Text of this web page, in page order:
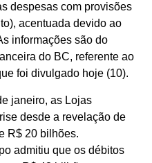
despesas com provisões
acentuada devido ao
informações são do
do BC, referente ao
foi divulgado hoje (10).
janeiro, as Lojas
desde a revelação de
R$ 20 bilhões.
admitiu que os débitos